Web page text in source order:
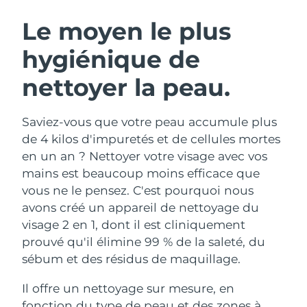
Le moyen le plus
hygiénique de
nettoyer la peau.
Saviez-vous que votre peau accumule plus
de 4 kilos d'impuretés et de cellules mortes
en un an ? Nettoyer votre visage avec vos
mains est beaucoup moins efficace que
vous ne le pensez. C'est pourquoi nous
avons créé un appareil de nettoyage du
visage 2 en 1, dont il est cliniquement
prouvé qu'il élimine 99 % de la saleté, du
sébum et des résidus de maquillage.
Il offre un nettoyage sur mesure, en
Nettoyage du visage
Anti-aging massage
LUNA™ 4 Plus
Massage, LED heating
LUNA™ 4 Men
For men, anti-aging massage
Lifting
Microcurrent toning
BEAR™ 2 go
Microcurrent toning on-the-go
BEAR™ 2 eyes & lips
Microcurrent line smoothing device
Hydratation
UFO™ 3 coffret
Deep facial hydration
UFO™ 3 LED
Near-infrared and red light therapy
device
Soin bucco-dentaire
issa™ 4
Hybrid silicone sonic toothbrush
issa™ 4 plus
FAQ™ TRAITEMENT ANTI-ÂGE
Anti-âge Traitements LED
NEW
Autriche Livraison estimée
Bahreïn Livraison estimée
Belgique Livraison estimée
Bermudes Livraison estimée8/17/26
Bosnie-Herzégovine Livraison estimée
Livraison estimée
Bulgarie Livraison estimée8/11/26
Canada Livraison estimée8/15/26